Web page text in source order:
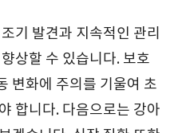
기 발견과 지속적인 관리
상할 수 있습니다. 보호
변화에 주의를 기울여 초
합니다. 다음으로는 강아